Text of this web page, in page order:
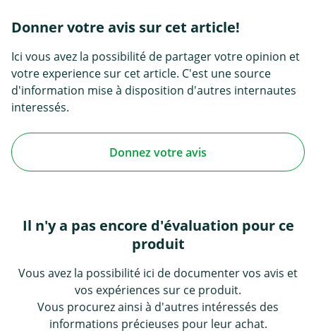
Donner votre avis sur cet article!
Ici vous avez la possibilité de partager votre opinion et
votre experience sur cet article. C'est une source
d'information mise à disposition d'autres internautes
interessés.
Donnez votre avis
Il n'y a pas encore d'évaluation pour ce
produit
Vous avez la possibilité ici de documenter vos avis et
vos expériences sur ce produit.
Vous procurez ainsi à d'autres intéressés des
informations précieuses pour leur achat.